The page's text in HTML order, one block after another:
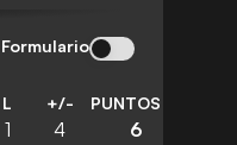
Formulario
L +/- PUNTOS
1 4 6